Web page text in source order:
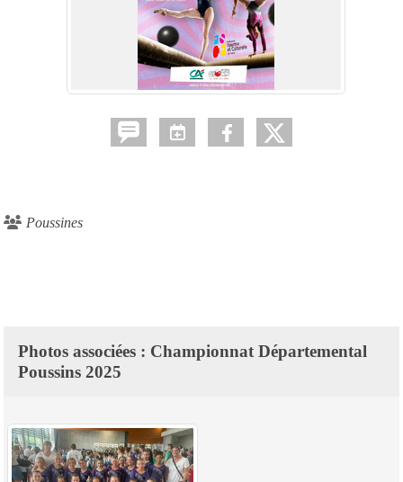
Poussines
Photos associées : Championnat Départemental
Poussins 2025